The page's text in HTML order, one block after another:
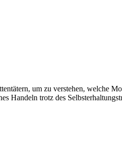
um zu verstehen, welche
Handeln trotz des